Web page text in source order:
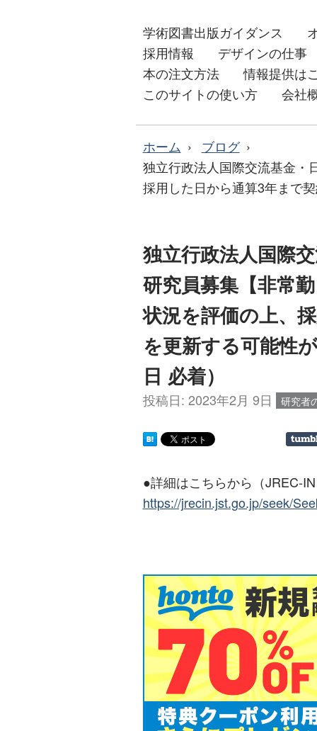
学術図書出版ガイダンス
採用情報
デザインの仕事
本の注文方法
情報提供は
このサイトの使い方
会社
ホーム
ブログ
独立行政法人国際交流基金・
採用した日から通算3年まで
独立行政法人国際
研究員募集【非常
状況を評価の上、
を更新する可能性
日 必着）
投稿日: 2023年2月 9日 研究者
●詳細はこちらから（JREC-
https://jrecin.jst.go.jp/seek/